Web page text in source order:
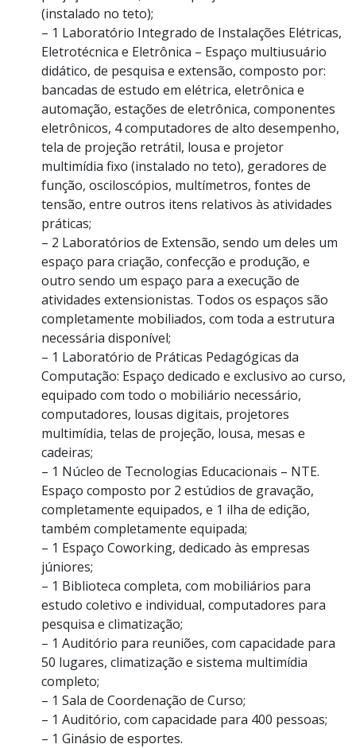
(instalado no teto);
– 1 Laboratório Integrado de Instalações Elétricas,
Eletrotécnica e Eletrônica – Espaço multiusuário
didático, de pesquisa e extensão, composto por:
bancadas de estudo em elétrica, eletrônica e
automação, estações de eletrônica, componentes
eletrônicos, 4 computadores de alto desempenho,
tela de projeção retrátil, lousa e projetor
multimídia fixo (instalado no teto), geradores de
função, osciloscópios, multímetros, fontes de
tensão, entre outros itens relativos às atividades
práticas;
– 2 Laboratórios de Extensão, sendo um deles um
espaço para criação, confecção e produção, e
outro sendo um espaço para a execução de
atividades extensionistas. Todos os espaços são
completamente mobiliados, com toda a estrutura
necessária disponível;
– 1 Laboratório de Práticas Pedagógicas da
Computação: Espaço dedicado e exclusivo ao curso,
equipado com todo o mobiliário necessário,
computadores, lousas digitais, projetores
multimídia, telas de projeção, lousa, mesas e
cadeiras;
– 1 Núcleo de Tecnologias Educacionais – NTE.
Espaço composto por 2 estúdios de gravação,
completamente equipados, e 1 ilha de edição,
também completamente equipada;
– 1 Espaço Coworking, dedicado às empresas
júniores;
– 1 Biblioteca completa, com mobiliários para
estudo coletivo e individual, computadores para
pesquisa e climatização;
– 1 Auditório para reuniões, com capacidade para
50 lugares, climatização e sistema multimídia
completo;
– 1 Sala de Coordenação de Curso;
– 1 Auditório, com capacidade para 400 pessoas;
– 1 Ginásio de esportes.